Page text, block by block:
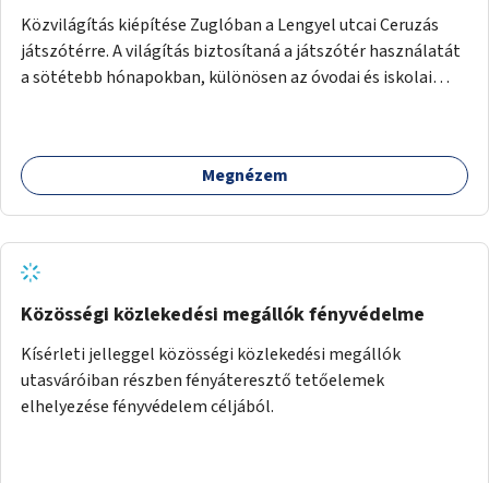
Közvilágítás kiépítése Zuglóban a Lengyel utcai Ceruzás
játszótérre. A világítás biztosítaná a játszótér használatát
a sötétebb hónapokban, különösen az óvodai és iskolai
Megnézem
Közösségi közlekedési megállók fényvédelme
Kísérleti jelleggel közösségi közlekedési megállók
utasváróiban részben fényáteresztő tetőelemek
elhelyezése fényvédelem céljából.